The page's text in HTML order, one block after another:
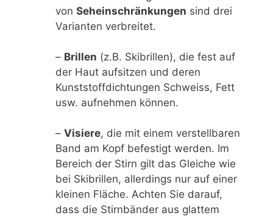
von Seheinschränkungen sind drei
Varianten verbreitet.
– Brillen (z.B. Skibrillen), die fest auf
der Haut aufsitzen und deren
Kunststoffdichtungen Schweiss, Fett
usw. aufnehmen können.
– Visiere, die mit einem verstellbaren
Band am Kopf befestigt werden. Im
Bereich der Stirn gilt das Gleiche wie
bei Skibrillen, allerdings nur auf einer
kleinen Fläche. Achten Sie darauf,
dass die Stirnbänder aus glattem